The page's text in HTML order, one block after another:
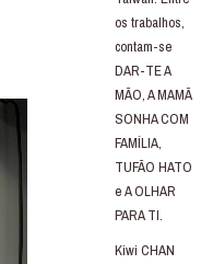
os trabalhos,
contam-se
DAR-TE A
MÃO, A MAMÃ
SONHA COM
FAMÍLIA,
TUFÃO HATO
e A OLHAR
PARA TI.
Kiwi CHAN